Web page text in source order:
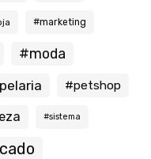
#marketing
#moda
#petshop
#sistema